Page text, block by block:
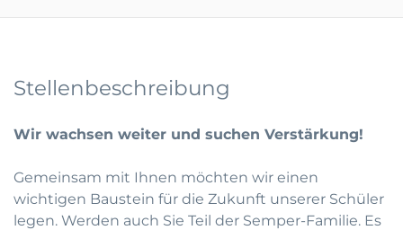
Stellenbeschreibung
Wir wachsen weiter und suchen Verstärkung!
Gemeinsam mit Ihnen möchten wir einen
wichtigen Baustein für die Zukunft unserer Schüler
legen. Werden auch Sie Teil der Semper-Familie. Es